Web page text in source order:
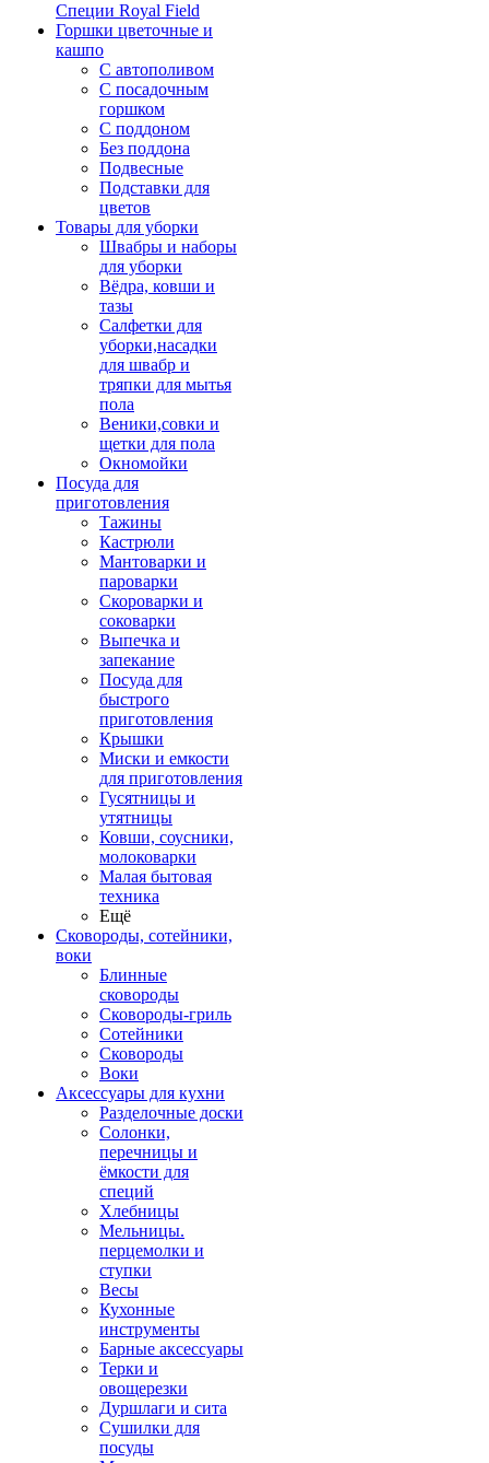
Специи Royal Field
Горшки цветочные и
кашпо
С автополивом
С посадочным
горшком
С поддоном
Без поддона
Подвесные
Подставки для
цветов
Товары для уборки
Швабры и наборы
для уборки
Вёдра, ковши и
тазы
Салфетки для
уборки,насадки
для швабр и
тряпки для мытья
пола
Веники,совки и
щетки для пола
Окномойки
Посуда для
приготовления
Тажины
Кастрюли
Мантоварки и
пароварки
Скороварки и
соковарки
Выпечка и
запекание
Посуда для
быстрого
приготовления
Крышки
Миски и емкости
для приготовления
Гусятницы и
утятницы
Ковши, соусники,
молоковарки
Малая бытовая
техника
Ещё
Сковороды, сотейники,
воки
Блинные
сковороды
Сковороды-гриль
Сотейники
Сковороды
Воки
Аксессуары для кухни
Разделочные доски
Солонки,
перечницы и
ёмкости для
специй
Хлебницы
Мельницы.
перцемолки и
ступки
Весы
Кухонные
инструменты
Барные аксессуары
Терки и
овощерезки
Дуршлаги и сита
Сушилки для
посуды